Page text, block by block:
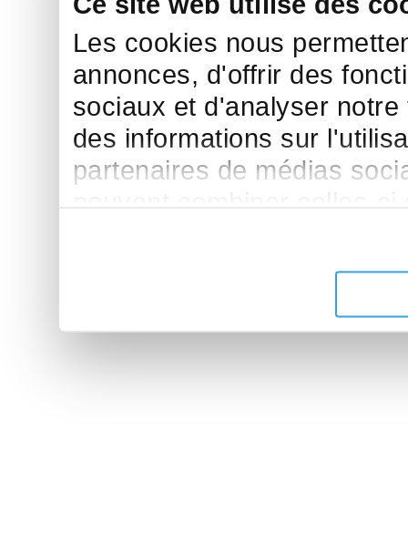
Les cookies nous
annonces, d'offrir des
sociaux et d'analyser
des informations sur
partenaires de médias